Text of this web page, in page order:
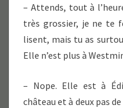
– Attends, tout à
très grossier, je ne te
lisent, mais tu as
Elle n’est plus à
– Nope. Elle est à
château et à deux pas